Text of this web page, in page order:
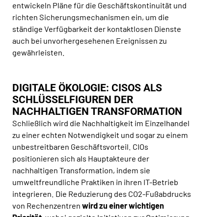
entwickeln Pläne für die Geschäftskontinuität und
richten Sicherungsmechanismen ein, um die
ständige Verfügbarkeit der kontaktlosen Dienste
auch bei unvorhergesehenen Ereignissen zu
gewährleisten.
DIGITALE ÖKOLOGIE: CISOS ALS
SCHLÜSSELFIGUREN DER
NACHHALTIGEN TRANSFORMATION
Schließlich wird die Nachhaltigkeit im Einzelhandel
zu einer echten Notwendigkeit und sogar zu einem
unbestreitbaren Geschäftsvorteil. CIOs
positionieren sich als Hauptakteure der
nachhaltigen Transformation, indem sie
umweltfreundliche Praktiken in ihren IT-Betrieb
integrieren. Die Reduzierung des CO2-Fußabdrucks
von Rechenzentren wird zu einer wichtigen